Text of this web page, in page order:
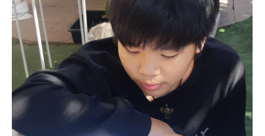
รีวิวและบรรยากาศการสอน
ให้กว่า 100 ภาพบรรยาย
แทนคำพูด